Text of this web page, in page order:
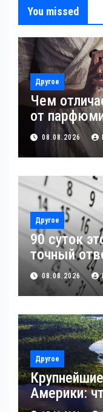
You missed
Другое
Чем
от
08.08.2026
Другое
90 суток
точный
применение
08.08.2026
Другое
Америки: